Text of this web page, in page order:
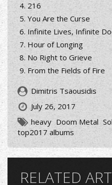
216
You Are the Curse
Infinite Lives, Infinite
Hour of Longing
No Right to Grieve
From the Fields of Fire
Dimitris Tsaousidis
July 26, 2017
heavy Doom Metal
top2017 albums
RELATED